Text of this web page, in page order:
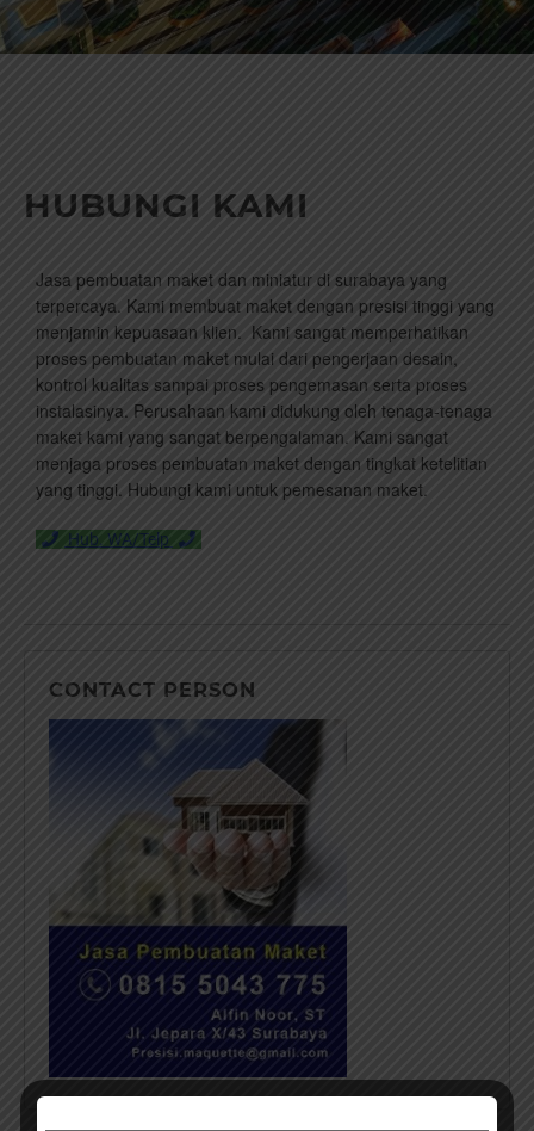
HUBUNGI KAMI
Jasa pembuatan maket dan miniatur di surabaya yang
terpercaya. Kami membuat maket dengan presisi tinggi yang
menjamin kepuasaan klien. Kami sangat memperhatikan
proses pembuatan maket mulai dari pengerjaan desain,
kontrol kualitas sampai proses pengemasan serta proses
instalasinya. Perusahaan kami didukung oleh tenaga-tenaga
maket kami yang sangat berpengalaman. Kami sangat
menjaga proses pembuatan maket dengan tingkat ketelitian
yang tinggi. Hubungi kami untuk pemesanan maket.
Hub. WA/Telp
CONTACT PERSON